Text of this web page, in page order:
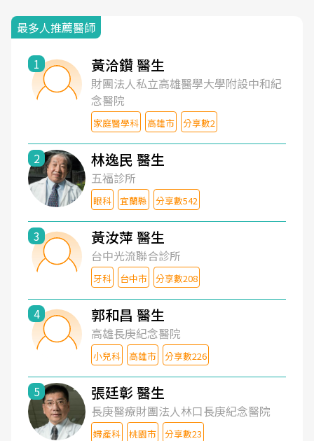
最多人推薦醫師
1 黃洽鑽 醫生
財團法人私立高雄醫學大學附設中和紀
念醫院
家庭醫學科 高雄市 分享數2
2 林逸民 醫生
五福診所
眼科 宜蘭縣 分享數542
3 黃汝萍 醫生
台中光流聯合診所
牙科 台中市 分享數208
4 郭和昌 醫生
高雄長庚紀念醫院
小兒科 高雄市 分享數226
5 張廷彰 醫生
長庚醫療財團法人林口長庚紀念醫院
婦產科 桃園市 分享數23